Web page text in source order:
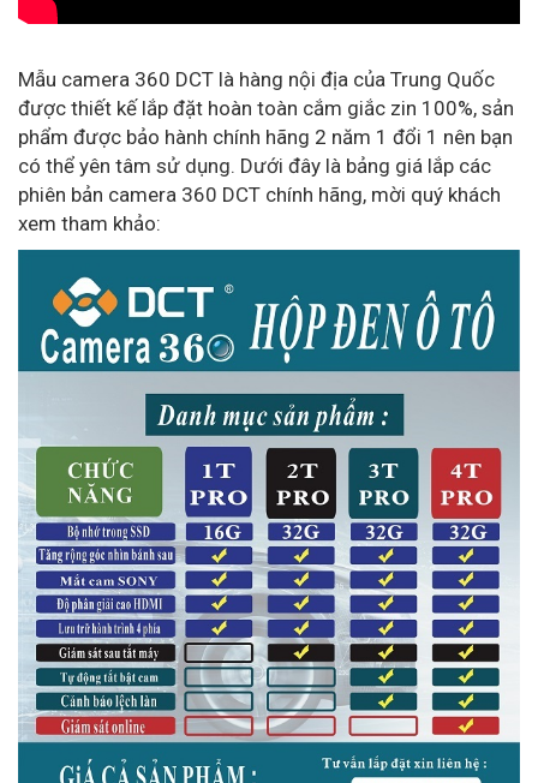
Mẫu camera 360 DCT là hàng nội địa của Trung Quốc
được thiết kế lắp đặt hoàn toàn cắm giắc zin 100%, sản
phẩm được bảo hành chính hãng 2 năm 1 đổi 1 nên bạn
có thể yên tâm sử dụng. Dưới đây là bảng giá lắp các
phiên bản camera 360 DCT chính hãng, mời quý khách
xem tham khảo: